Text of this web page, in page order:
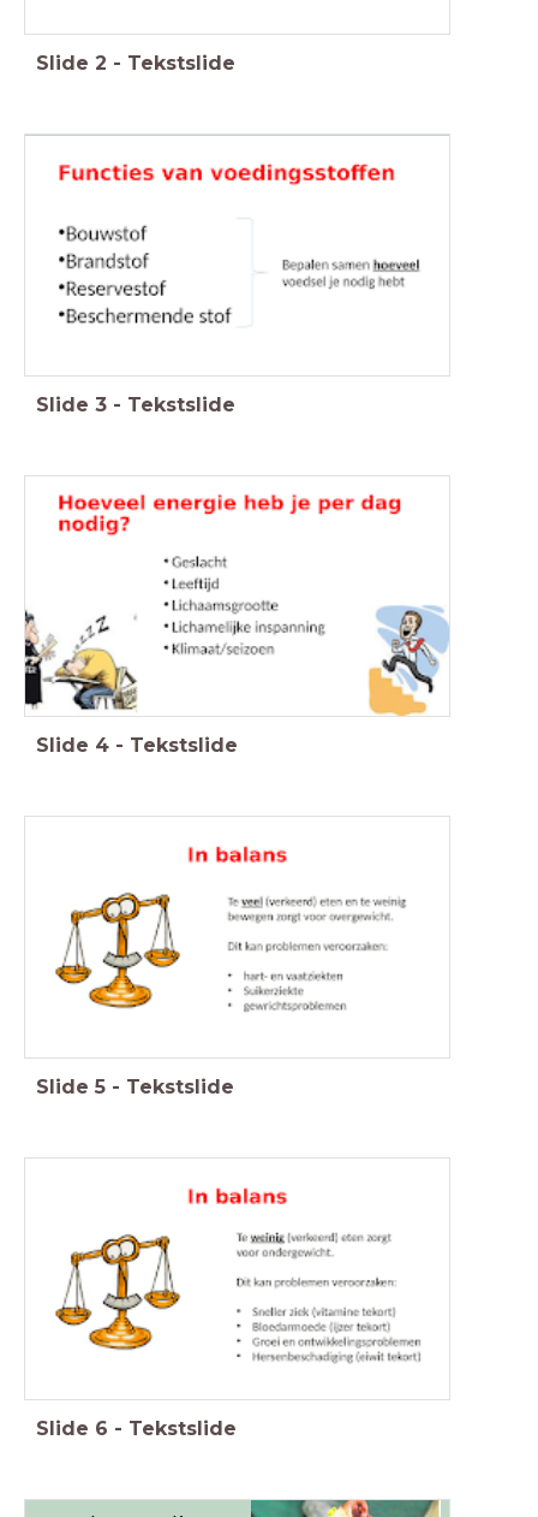
Slide 2 - Tekstslide
Slide 3 - Tekstslide
Slide 4 - Tekstslide
Slide 5 - Tekstslide
Slide 6 - Tekstslide